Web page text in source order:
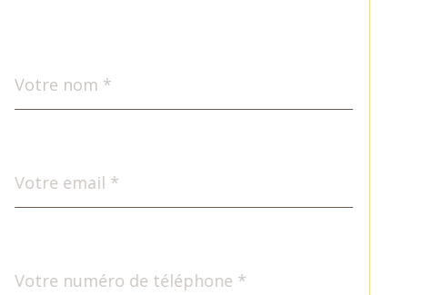
par
*
*
*